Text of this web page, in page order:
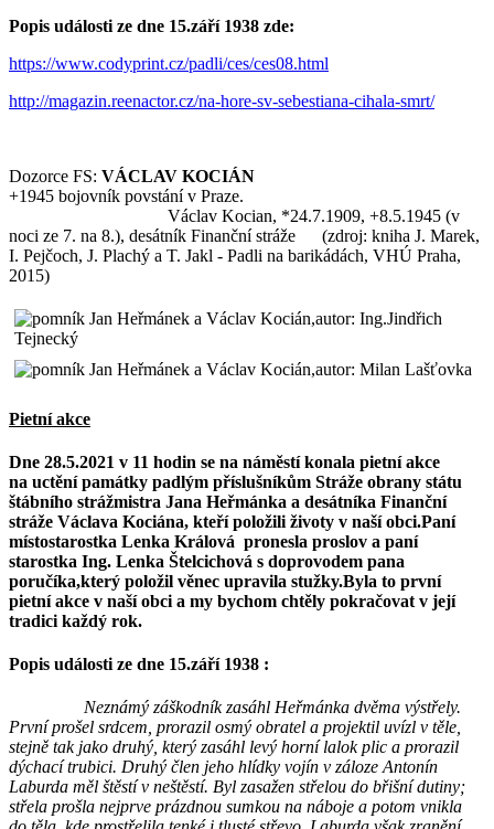
Popis události ze dne 15.září 1938 zde:
https://www.codyprint.cz/padli/ces/ces08.html
http://magazin.reenactor.cz/na-hore-sv-sebestiana-cihala-smrt/
Dozorce FS: VÁCLAV KOCIÁN
+1945 bojovník povstání v Praze.
Václav Kocian, *24.7.1909, +8.5.1945 (v
noci ze 7. na 8.), desátník Finanční stráže (zdroj: kniha J. Marek,
I. Pejčoch, J. Plachý a T. Jakl - Padli na barikádách, VHÚ Praha,
2015)
Pietní akce
Dne 28.5.2021 v 11 hodin se na náměstí konala pietní akce
na uctění památky padlým příslušníkům Stráže obrany státu
štábního strážmistra Jana Heřmánka a desátníka Finanční
stráže Václava Kociána, kteří položili životy v naší obci.Paní
místostarostka Lenka Králová pronesla proslov a paní
starostka Ing. Lenka Štelcichová s doprovodem pana
poručíka,který položil věnec upravila stužky.Byla to první
pietní akce v naší obci a my bychom chtěly pokračovat v její
tradici každý rok.
Popis události ze dne 15.září 1938 :
Neznámý záškodník zasáhl Heřmánka dvěma výstřely.
První prošel srdcem, prorazil osmý obratel a projektil uvízl v těle,
stejně tak jako druhý, který zasáhl levý horní lalok plic a prorazil
dýchací trubici. Druhý člen jeho hlídky vojín v záloze Antonín
Laburda měl štěstí v neštěstí. Byl zasažen střelou do břišní dutiny;
střela prošla nejprve prázdnou sumkou na náboje a potom vnikla